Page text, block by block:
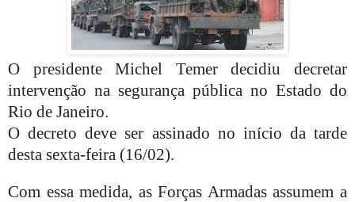
O presidente Michel Temer decidiu decretar
intervenção na segurança pública no Estado do
Rio de Janeiro.
O decreto deve ser assinado no início da tarde
desta sexta-feira (16/02).
Com essa medida, as Forças Armadas assumem a